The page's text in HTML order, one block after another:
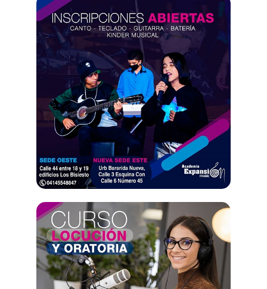
Estacionamiento
Estetica y Belleza
Eventos y decoracion
Fumigacion
Funeraria
Gimnasios
Hospitales y clinicas
Hoteles y posadas
Laboratorios
Latoneria
Organismos publicos
Seguridad
Seguros
Servcios automotriz
Tapiceria
Transporte